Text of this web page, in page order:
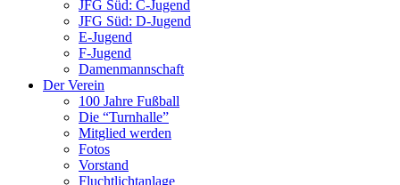
JFG Süd: C-Jugend
JFG Süd: D-Jugend
E-Jugend
F-Jugend
Damenmannschaft
Der Verein
100 Jahre Fußball
Die “Turnhalle”
Mitglied werden
Fotos
Vorstand
Fluchtlichtanlage